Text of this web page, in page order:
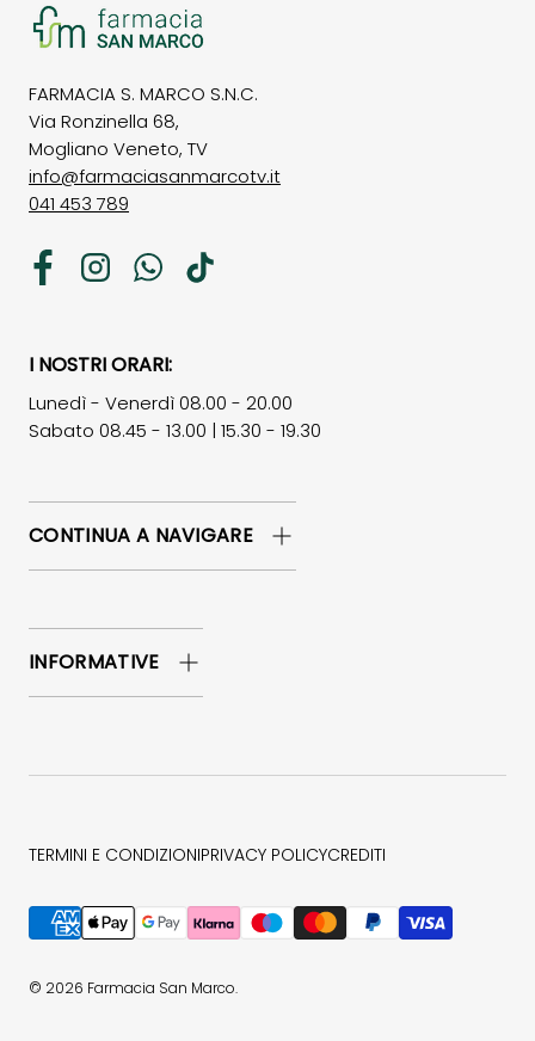
FARMACIA S. MARCO S.N.C.
Via Ronzinella 68,
Mogliano Veneto, TV
info@farmaciasanmarcotv.it
041 453 789
FacebookInstagramWhatsApp
TikTok
I NOSTRI ORARI:
Lunedì - Venerdì 08.00 - 20.00
Sabato 08.45 - 13.00 | 15.30 - 19.30
CONTINUA A NAVIGARE
INFORMATIVE
TERMINI E CONDIZIONIPRIVACY POLICYCREDITI
Metodi di pagamento accettati
© 2026 Farmacia San Marco.